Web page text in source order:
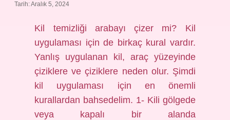
Tarih: Aralık 5, 2024
Kil temizliği arabayı çizer mi? Kil
uygulaması için de birkaç kural vardır.
Yanlış uygulanan kil, araç yüzeyinde
çiziklere ve çiziklere neden olur. Şimdi
kil uygulaması için en önemli
kurallardan bahsedelim. 1- Kili gölgede
veya kapalı bir alanda